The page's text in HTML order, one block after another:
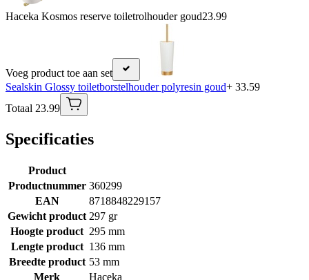
Haceka Kosmos reserve toiletrolhouder goud23.99
Voeg product toe aan set
Sealskin Glossy toiletborstelhouder polyresin goud+ 33.59
Totaal 23.99
Specificaties
Product
Productnummer 360299
EAN
8718848229157
Gewicht product 297 gr
Hoogte product 295 mm
Lengte product 136 mm
Breedte product 53 mm
Merk
Haceka